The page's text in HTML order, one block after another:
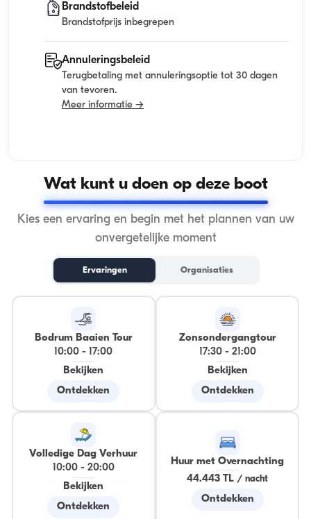
Brandstofbeleid
Brandstofprijs inbegrepen
Annuleringsbeleid
Terugbetaling met annuleringsoptie tot 30 dagen
van tevoren.
Meer informatie →
Wat kunt u doen op deze boot
Kies een ervaring en begin met het plannen van uw
onvergetelijke moment
Ervaringen Organisaties
Bodrum Baaien Tour
10:00 -
17:00
Bekijken
Ontdekken
Zonsondergangtour
17:30- 21:00
Bekijken
Ontdekken
Volledige Dag Verhuur
10:00- 20:00
Bekijken
Ontdekken
Huur met Overnachting
44.443 TL /nacht
Ontdekken